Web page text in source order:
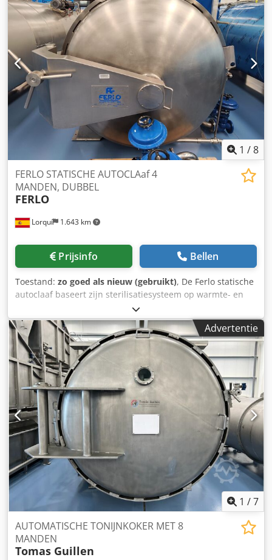
potten en andere flexibele materialen. Interne diameter:
1.300 m. Cjdpfozbmvmox Agdjrf Kenmerken:
STOOMVERBRUIK: - Stoomverbruik (6 bar): 350 kg -
Doorstroomcapaciteit: 2.400 kg/u. KOUDE
WATERCONSUMPTIE: - Verbruik (1 bar): 8,5 m³ -
Doorstroomcapaciteit: 36 m³/u. PERSLUCHTGEBRUIK: -
Verbruik (6 bar): 9 Nm³ - Doorstroomcapaciteit: 90 Nm³/u.
BUISWARMTEWISSELAAR: - Fabrikant: Steriflow - Model:
IMASC - Verwarmingsoppervlak: 11,25 m²
1 /8
Lorquí 1.643 km
FERLO STATISCHE AUTOCLAaf 4
MANDEN, DUBBEL
FERLO
Prijsinfo Bellen
Toestand: zo goed als nieuw (gebruikt), De Ferlo statische
autoclaaf baseert zijn sterilisatiesysteem op warmte- en
koudeoverdracht via een watercascade. Deze autoclaaf is
geschikt voor producten die tijdens het sterilisatieproces
geen beweging vereisen. Het water wordt via een pomp
door een roestvrijstalen platenwarmtewisselaar geleid
voor indirecte verhitting. De verwarming en koeling van
het water, dat in alle procescycli wordt gebruikt, vindt
plaats in de platenwarmtewisselaar met behulp van stoom
of koud water. PRODUCTEN: ingemaakte groenten, pasta,
voorgekookte gerechten, sappen en dranken,
vleesproducten, patés, ingemaakt fruit, vis. Kenmerken:
Diameter: 1380 mm. Credpfxjyz Tt Ts Agdjf Dubbele deur.
Mand: 0,98 x 0,98 x 0,93 m. Warmtewisselaar.
Geautomatiseerd laden en lossen. Werking via het
watercascadesysteem. Bedieningspaneel. Kleppen.
Afstand tussen geleiders: 0,77 m.
Advertentie
1 /7
AUTOMATISCHE TONIJNKOKER MET 8
MANDEN
Tomas Guillen